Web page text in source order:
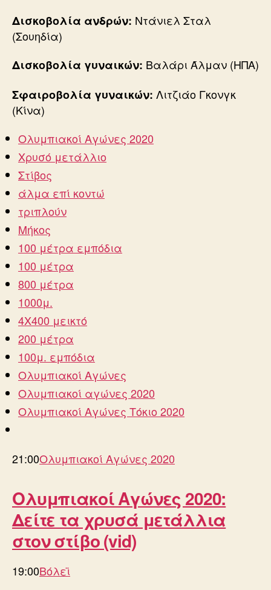
Δισκοβολία ανδρών: Ντάνιελ Σταλ
(Σουηδία)
Δισκοβολία γυναικών: Βαλάρι Άλμαν (ΗΠΑ)
Σφαιροβολία γυναικών: Λιτζιάο Γκονγκ
(Κίνα)
Ολυμπιακοί Αγώνες 2020
Χρυσό μετάλλιο
Στίβος
άλμα επί κοντώ
τριπλούν
Μήκος
100 μέτρα εμπόδια
100 μέτρα
800 μέτρα
1000μ.
4Χ400 μεικτό
200 μέτρα
100μ. εμπόδια
Ολυμπιακοί Αγώνες
Ολυμπιακοί αγώνες 2020
Ολυμπιακοί Αγώνες Τόκιο 2020
21:00Ολυμπιακοί Αγώνες 2020
Ολυμπιακοί Αγώνες 2020:
Δείτε τα χρυσά μετάλλια
στον στίβο (vid)
19:00Βόλεϊ